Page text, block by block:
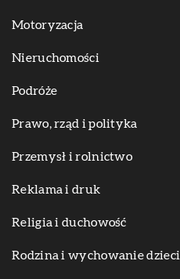
Motoryzacja
Nieruchomości
Podróże
Prawo, rząd i polityka
Przemysł i rolnictwo
Reklama i druk
Religia i duchowość
Rodzina i wychowanie dzieci